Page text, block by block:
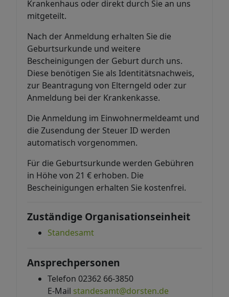
Krankenhaus oder direkt durch Sie an uns
mitgeteilt.
Nach der Anmeldung erhalten Sie die
Geburtsurkunde und weitere
Bescheinigungen der Geburt durch uns.
Diese benötigen Sie als Identitätsnachweis,
zur Beantragung von Elterngeld oder zur
Anmeldung bei der Krankenkasse.
Die Anmeldung im Einwohnermeldeamt und
die Zusendung der Steuer ID werden
automatisch vorgenommen.
Für die Geburtsurkunde werden Gebühren
in Höhe von 21 € erhoben. Die
Bescheinigungen erhalten Sie kostenfrei.
Zuständige Organisationseinheit
Standesamt
Ansprechpersonen
Telefon 02362 66-3850
E-Mail standesamt@dorsten.de